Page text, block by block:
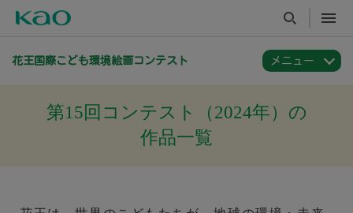
花王国際こども環境絵画コンテスト
第15回コンテスト（2024年）の
作品一覧